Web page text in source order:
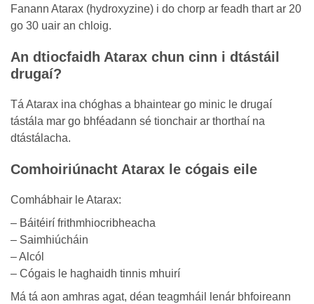
Fanann Atarax (hydroxyzine) i do chorp ar feadh thart ar 20
go 30 uair an chloig.
An dtiocfaidh Atarax chun cinn i dtástáil
drugaí?
Tá Atarax ina chóghas a bhaintear go minic le drugaí
tástála mar go bhféadann sé tionchair ar thorthaí na
dtástálacha.
Comhoiriúnacht Atarax le cógais eile
Comhábhair le Atarax:
– Báitéirí frithmhiocribheacha
– Saimhiúcháin
– Alcól
– Cógais le haghaidh tinnis mhuirí
Má tá aon amhras agat, déan teagmháil lenár bhfoireann